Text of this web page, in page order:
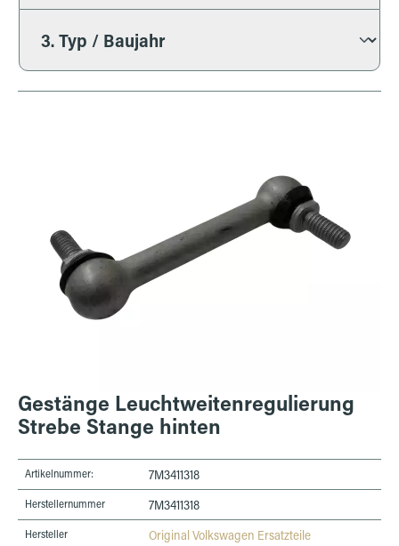
Gestänge Leuchtweitenregulierung
Strebe Stange hinten
Artikelnummer: 7M3411318
Herstellernummer 7M3411318
Hersteller Original Volkswagen Ersatzteile